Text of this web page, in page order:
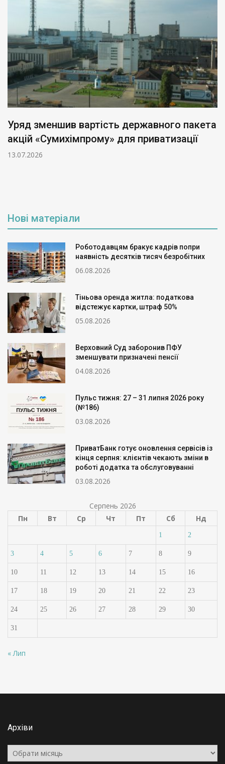
Уряд зменшив вартість державного пакета
акцій «Сумихімпрому» для приватизації
13.07.2026
Нові матеріали
Роботодавцям бракує кадрів попри
наявність десятків тисяч безробітних
06.08.2026
Тіньова оренда житла: податкова
відстежує картки, штраф 50%
05.08.2026
Верховний Суд заборонив ПФУ
зменшувати призначені пенсії
04.08.2026
Пульс тижня: 27 – 31 липня 2026 року
(№186)
03.08.2026
ПриватБанк готує оновлення сервісів із
кінця серпня: клієнтів чекають зміни в
роботі додатка та обслуговуванні
03.08.2026
Серпень 2026
Пн
Вт Ср Чт Пт Сб Нд
1 2
3 4 5 6 7 8 9
10 11 12 13 14 15 16
17 18 19 20 21 22 23
24 25 26 27 28 29 30
31
« Лип
Архіви
Архіви